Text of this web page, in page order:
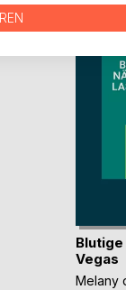
Blutige
Vegas
Melany